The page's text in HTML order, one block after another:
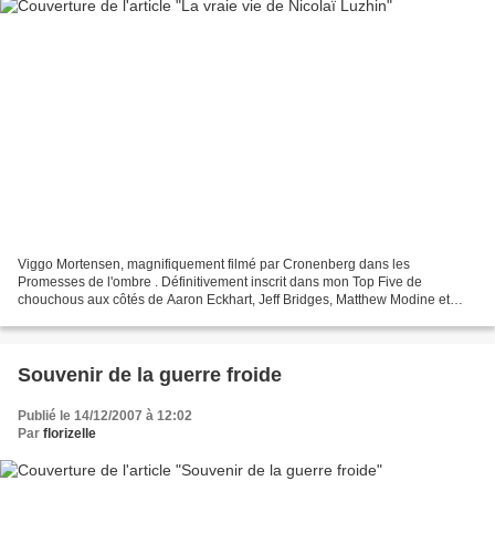
Viggo Mortensen, magnifiquement filmé par Cronenberg dans les
Promesses de l'ombre . Définitivement inscrit dans mon Top Five de
chouchous aux côtés de Aaron Eckhart, Jeff Bridges, Matthew Modine et
Souvenir de la guerre froide
Publié le 14/12/2007 à 12:02
Par florizelle